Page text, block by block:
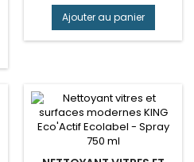
Ajouter au panier